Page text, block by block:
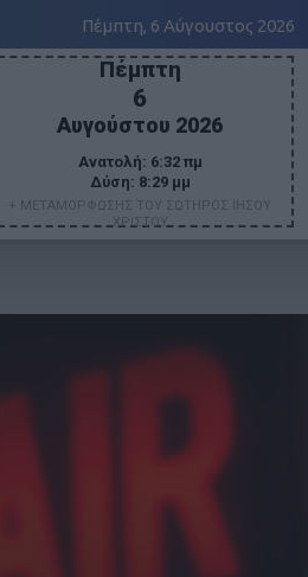
Πέμπτη, 6 Αύγουστος 2026
Πέμπτη
6
Αυγούστου 2026
Ανατολή: 6:32 πμ
Δύση: 8:29 μμ
+ ΜΕΤΑΜΟΡΦΩΣΗΣ ΤΟΥ ΣΩΤΗΡΟΣ ΙΗΣΟΥ
ΧΡΙΣΤΟΥ